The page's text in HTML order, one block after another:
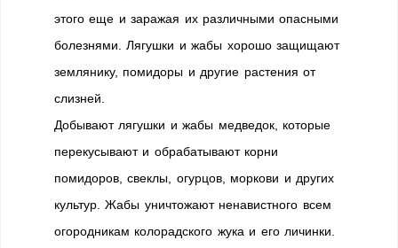
этого еще и заражая их различными опасными
болезнями. Лягушки и жабы хорошо защищают
землянику, помидоры и другие растения от
слизней.
Добывают лягушки и жабы медведок, которые
перекусывают и обрабатывают корни
помидоров, свеклы, огурцов, моркови и других
культур. Жабы уничтожают ненавистного всем
огородникам колорадского жука и его личинки.